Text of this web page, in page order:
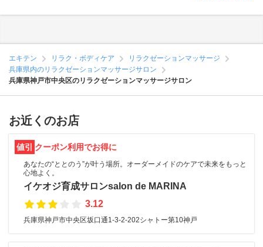
エキテン リラク・ボディケア
リラクゼーションマッサージ
兵庫県内のリラクゼーションマッサージサロン
兵庫県神戸市中央区のリラクゼーションマッサージサロン
お近くのお店
値引 クーポン利用でお得に
あなたの“ととのう”が叶う場所。オーダーメイドのケアで未来をもっと
心地よく。
イケオジ育成サロンsalon de MARINA
3.12
兵庫県神戸市中央区坂口通1-3-2-202シャトー第10神戸